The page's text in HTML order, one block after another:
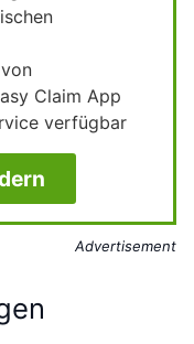
Claim App
verfügbar
Advertisement